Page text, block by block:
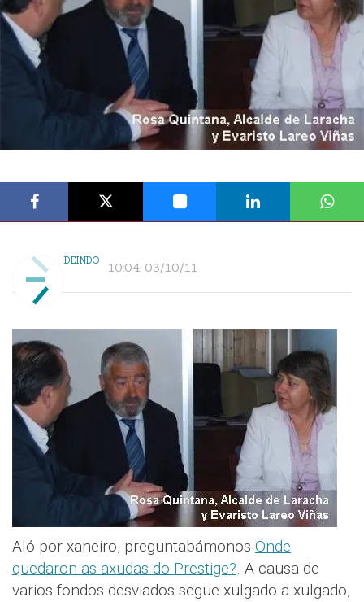
DEINDO 10:04 03/10/11
Aló por xaneiro, preguntabámonos Onde
quedaron as axudas do Prestige?. A causa de
varios fondos desviados segue xulgado a xulgado,